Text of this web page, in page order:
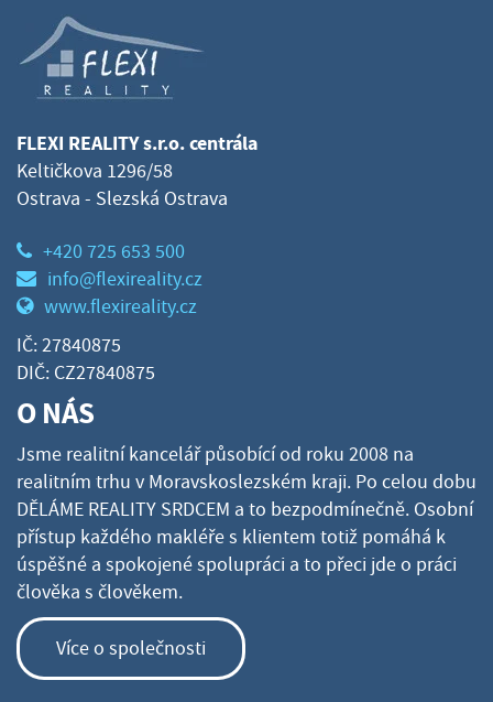
FLEXI REALITY s.r.o. centrála
Keltičkova 1296/58
Ostrava - Slezská Ostrava
+420 725 653 500
info@flexireality.cz
www.flexireality.cz
IČ: 27840875
DIČ: CZ27840875
O NÁS
Jsme realitní kancelář působící od roku 2008 na
realitním trhu v Moravskoslezském kraji. Po celou dobu
DĚLÁME REALITY SRDCEM a to bezpodmínečně. Osobní
přístup každého makléře s klientem totiž pomáhá k
úspěšné a spokojené spolupráci a to přeci jde o práci
člověka s člověkem.
Více o společnosti